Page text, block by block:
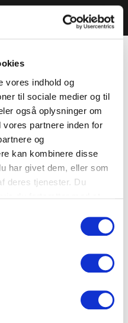
vores indhold og
til sociale medier og til
også oplysninger om
partnere inden for
og
kan kombinere disse
har givet dem, eller som
deres tjenester. Du